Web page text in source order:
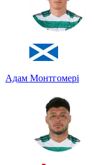
Адам Монтгомері